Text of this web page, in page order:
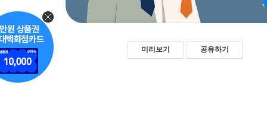
미리보기 공유하기